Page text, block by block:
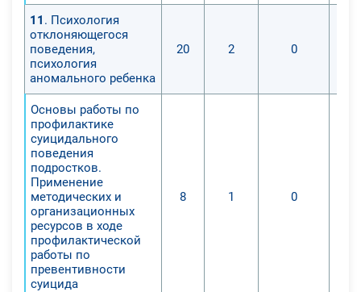
11 . Психология
отклоняющегося
поведения,
психология
аномального ребенка
20 2 0
Основы работы по
профилактике
суицидального
поведения
подростков.
Применение
методических и
организационных
ресурсов в ходе
профилактической
работы по
превентивности
суицида
8 1 0